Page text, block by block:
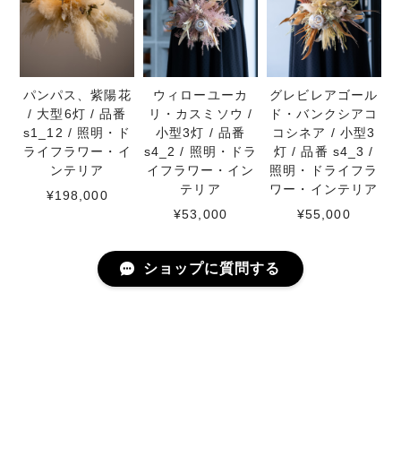
パンパス、紫陽花
/ 大型6灯 / 品番
s1_12 / 照明・ド
ライフラワー・イ
ンテリア
¥198,000
ウィローユーカ
リ・カスミソウ /
小型3灯 / 品番
s4_2 / 照明・ドラ
イフラワー・イン
テリア
¥53,000
グレビレアゴール
ド・バンクシアコ
コシネア / 小型3
灯 / 品番 s4_3 /
照明・ドライフラ
ワー・インテリア
¥55,000
ショップに質問する